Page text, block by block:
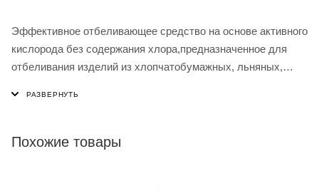
Эффективное отбеливающее средство на основе активного
кислорода без содержания хлора,предназначенное для
отбеливания изделий из хлопчатобумажных, льняных,
выводимые пятна, нейтрализует неприятные запахи.
Похожие товары